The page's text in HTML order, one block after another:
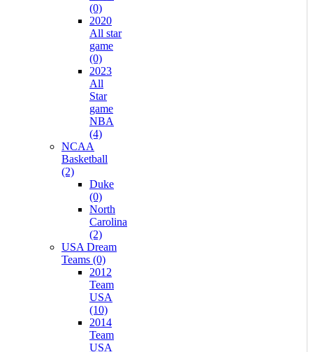
(0)
2020
All star
game
(0)
2023
All
Star
game
NBA
(4)
NCAA
Basketball
(2)
Duke
(0)
North
Carolina
(2)
USA Dream
Teams (0)
2012
Team
USA
(10)
2014
Team
USA